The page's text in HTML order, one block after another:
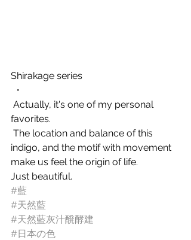
Shirakage series
・
favorites.
indigo, and the motif with movement
make us feel the origin of life.
Just beautiful.
#藍
#天然藍
#天然藍灰汁醗酵建
#日本の色